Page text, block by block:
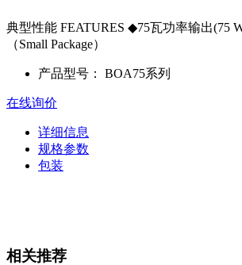
典型性能 FEATURES ◆75瓦功率输出(75
（Small Package）
产品型号： BOA75系列
在线询价
详细信息
规格参数
包装
相关推荐